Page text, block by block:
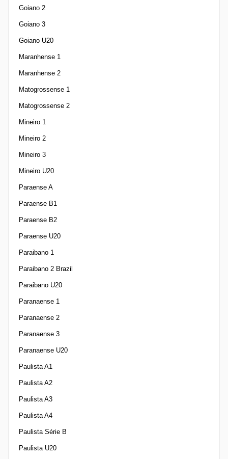
Goiano 2
Goiano 3
Goiano U20
Maranhense 1
Maranhense 2
Matogrossense 1
Matogrossense 2
Mineiro 1
Mineiro 2
Mineiro 3
Mineiro U20
Paraense A
Paraense B1
Paraense B2
Paraense U20
Paraibano 1
Paraibano 2 Brazil
Paraibano U20
Paranaense 1
Paranaense 2
Paranaense 3
Paranaense U20
Paulista A1
Paulista A2
Paulista A3
Paulista A4
Paulista Série B
Paulista U20